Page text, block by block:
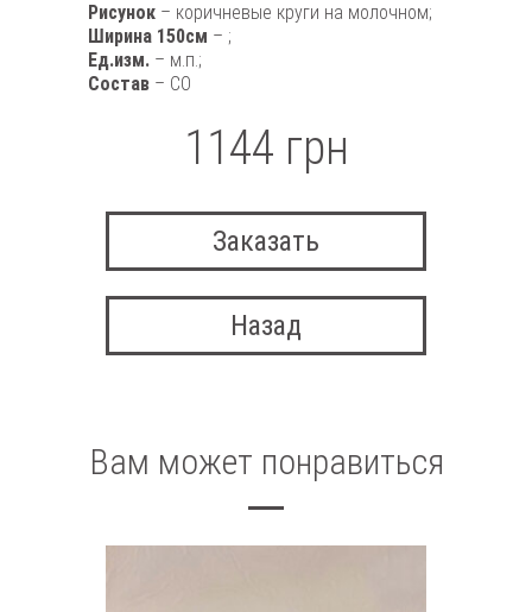
Рисунок – коричневые круги на молочном;
Ширина 150см – ;
Ед.изм. – м.п.;
Состав – CO
1144 грн
Заказать
Назад
Вам может понравиться